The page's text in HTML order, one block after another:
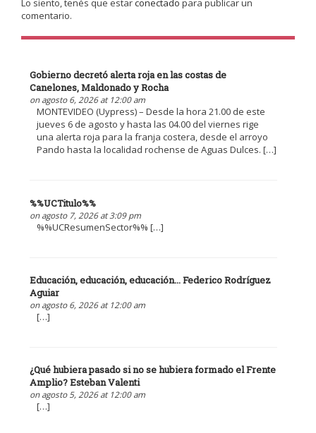
Lo siento, tenés que estarconectado para publicar un
comentario.
Gobierno decretó alerta roja en las costas de
Canelones, Maldonado y Rocha
on agosto 6, 2026 at 12:00 am
MONTEVIDEO (Uypress) – Desde la hora 21.00 de este
jueves 6 de agosto y hasta las 04.00 del viernes rige
una alerta roja para la franja costera, desde el arroyo
Pando hasta la localidad rochense de Aguas Dulces. […]
%%UCTitulo%%
on agosto 7, 2026 at 3:09 pm
%%UCResumenSector%% […]
Educación, educación, educación... Federico Rodríguez
Aguiar
on agosto 6, 2026 at 12:00 am
[…]
¿Qué hubiera pasado si no se hubiera formado el Frente
Amplio? Esteban Valenti
on agosto 5, 2026 at 12:00 am
[…]